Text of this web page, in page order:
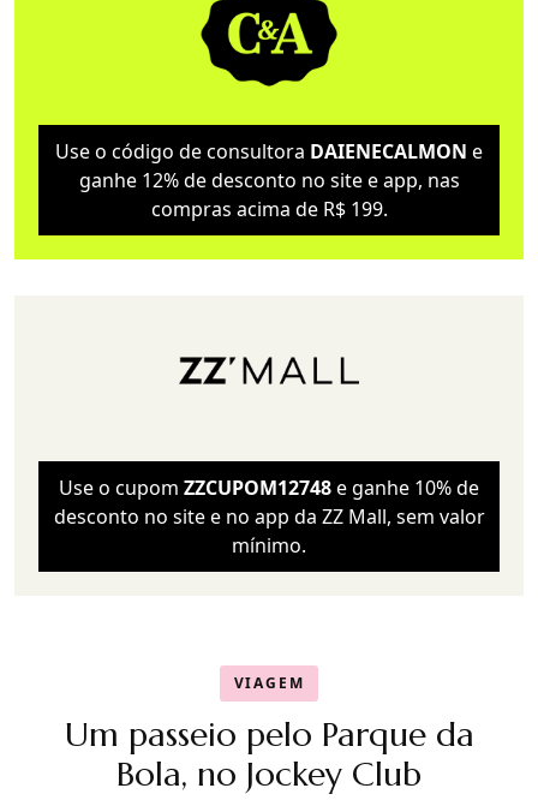
Use o código de consultora DAIENECALMON e
ganhe 12% de desconto no site e app, nas
compras acima de R$ 199.
Use o cupom ZZCUPOM12748e ganhe 10% de
desconto no site e no app da ZZ Mall, sem valor
mínimo.
VIAGEM
Um passeio pelo Parque da
Bola, no Jockey Club